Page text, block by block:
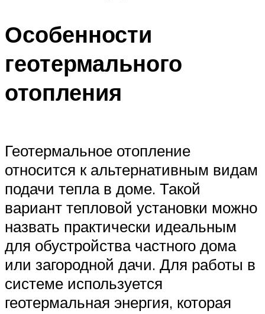
Особенности
геотермального
отопления
Геотермальное отопление
относится к альтернативным видам
подачи тепла в доме. Такой
вариант тепловой установки можно
назвать практически идеальным
для обустройства частного дома
или загородной дачи. Для работы в
системе используется
геотермальная энергия, которая